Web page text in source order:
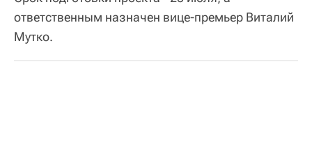
ответственным назначен вице-премьер Виталий
Мутко.